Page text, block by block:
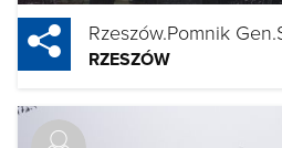
Rzeszów.Pomnik
RZESZÓW